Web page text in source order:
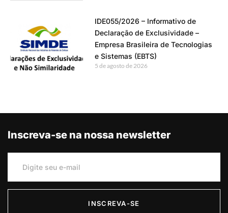
IDE055/2026 – Informativo de
Declaração de Exclusividade –
Empresa Brasileira de Tecnologias
e Sistemas (EBTS)
5 de agosto de 2026
Inscreva-se na nossa newsletter
INSCREVA-SE